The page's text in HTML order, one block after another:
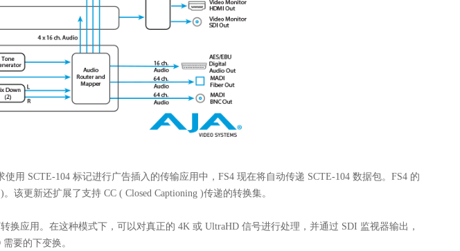
用 SCTE-104 标记进行广告插入的传输应用中，FS4 现在将自动传递 SCTE-104 数据包。FS4 的
该更新还扩展了支持 CC ( Closed Captioning )传递的转换集。
应用。在这种模式下，可以对真正的 4K 或 UltraHD 信号进行处理，并通过 SDI 监视器输出，
需要的下变换。